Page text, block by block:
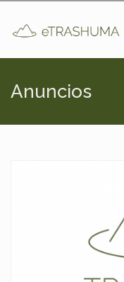
Anuncios